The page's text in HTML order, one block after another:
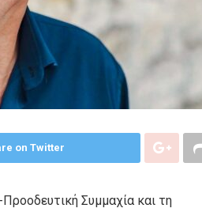
on Twitter
Συμμαχία και τη